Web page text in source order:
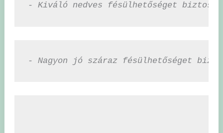
- Kiváló nedves fésülhetőséget biztosít
- Nagyon jó száraz fésülhetőséget